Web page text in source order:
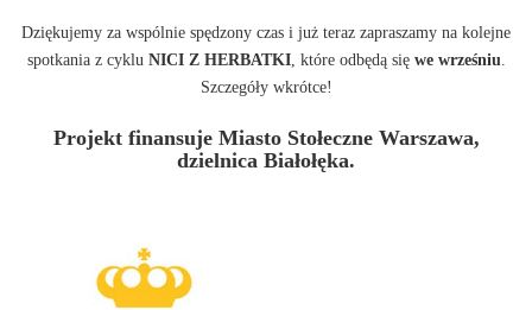
Dziękujemy za wspólnie spędzony czas i już teraz zapraszamy na kolejne
spotkania z cyklu NICI Z HERBATKI, które odbędą się we wrześniu
Szczegóły wkrótce!
Projekt finansuje Miasto Stołeczne Warszawa,
dzielnica Białołęka.